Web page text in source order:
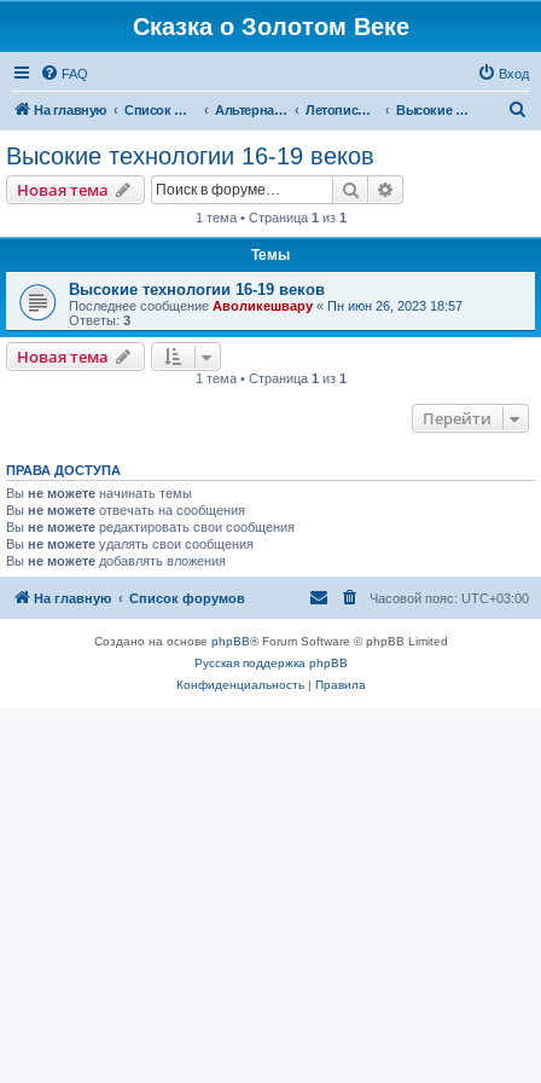
Сказка о Золотом Веке
FAQ Вход
На главную Список форумов Альтернативная история Летопись Земли Высокие технологии 16-19 веков
Высокие технологии 16-19 веков
Новая тема Поиск
1 тема • Страница 1 из 1
Темы
Высокие технологии 16-19 веков
Последнее сообщение Аволикешвару « Пн июн 26, 2023 18:57
Ответы: 3
Новая тема
1 тема • Страница 1 из 1
Перейти
ПРАВА ДОСТУПА
Вы не можете начинать темы
Вы не можете отвечать на сообщения
Вы не можете редактировать свои сообщения
Вы не можете удалять свои сообщения
Вы не можете добавлять вложения
На главную Список форумов Часовой пояс: UTC+03:00
Создано на основе phpBB® Forum Software © phpBB Limited
Русская поддержка phpBB
Конфиденциальность| Правила